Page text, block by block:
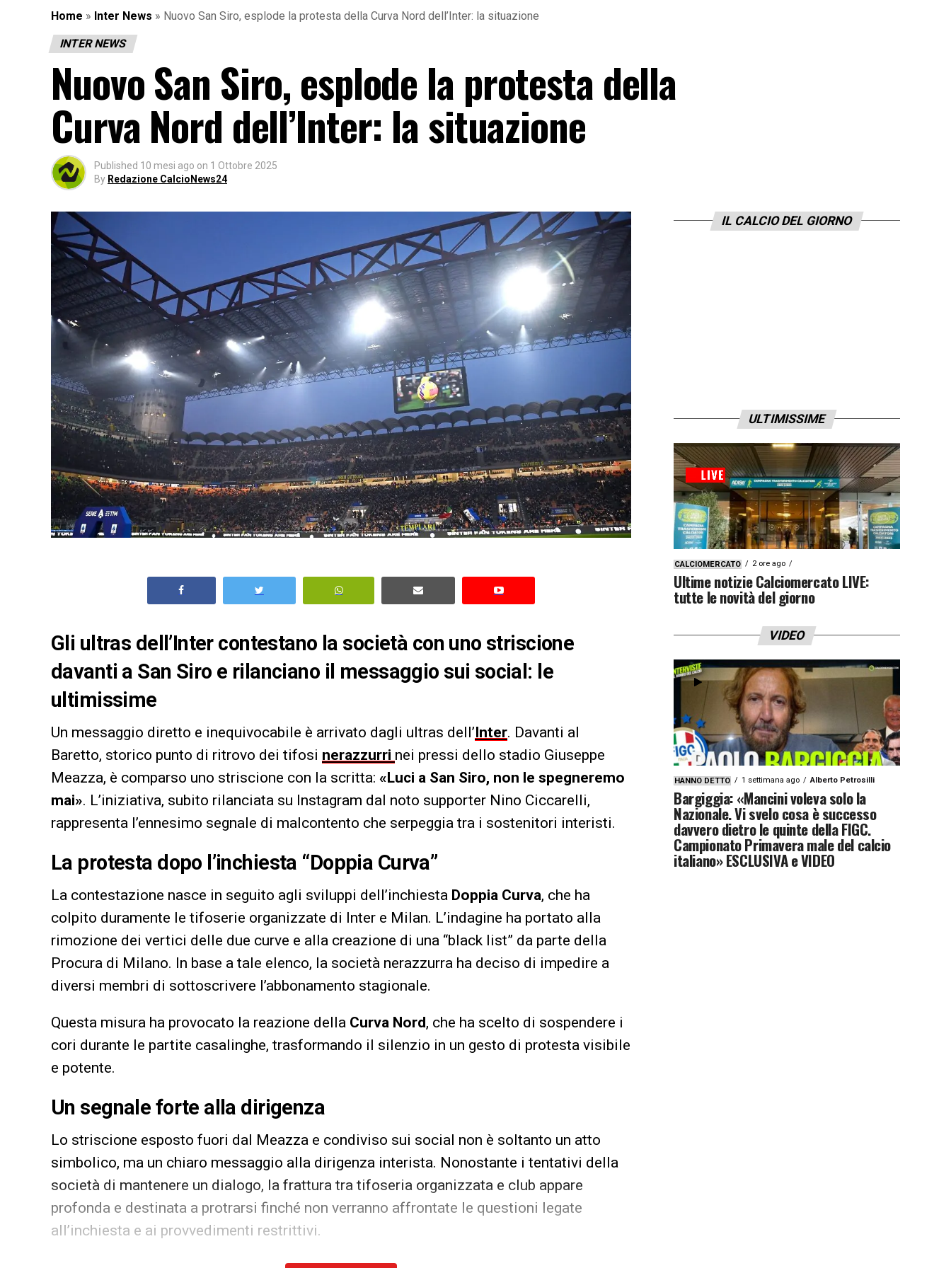
Home » Inter News » Nuovo San Siro, esplode la protesta della Curva Nord dell’Inter: la situazione
INTER NEWS
Nuovo San Siro, esplode la protesta della
Curva Nord dell’Inter: la situazione
Published 10 mesi ago on 1 Ottobre 2025
By Redazione CalcioNews24
Gli ultras dell’Inter contestano la società con uno striscione
davanti a San Siro e rilanciano il messaggio sui social: le
ultimissime
Un messaggio diretto e inequivocabile è arrivato dagli ultras dell’Inter. Davanti al
Baretto, storico punto di ritrovo dei tifosi nerazzurri nei pressi dello stadio Giuseppe
Meazza, è comparso uno striscione con la scritta: «Luci a San Siro, non le spegneremo
mai». L’iniziativa, subito rilanciata su Instagram dal noto supporter Nino Ciccarelli,
rappresenta l’ennesimo segnale di malcontento che serpeggia tra i sostenitori interisti.
La protesta dopo l’inchiesta “Doppia Curva”
La contestazione nasce in seguito agli sviluppi dell’inchiesta Doppia Curva, che ha
colpito duramente le tifoserie organizzate di Inter e Milan. L’indagine ha portato alla
rimozione dei vertici delle due curve e alla creazione di una “black list” da parte della
Procura di Milano. In base a tale elenco, la società nerazzurra ha deciso di impedire a
diversi membri di sottoscrivere l’abbonamento stagionale.
Questa misura ha provocato la reazione della Curva Nord, che ha scelto di sospendere i
cori durante le partite casalinghe, trasformando il silenzio in un gesto di protesta visibile
e potente.
Un segnale forte alla dirigenza
Lo striscione esposto fuori dal Meazza e condiviso sui social non è soltanto un atto
simbolico, ma un chiaro messaggio alla dirigenza interista. Nonostante i tentativi della
società di mantenere un dialogo, la frattura tra tifoseria organizzata e club appare
profonda e destinata a protrarsi finché non verranno affrontate le questioni legate
all’inchiesta e ai provvedimenti restrittivi.
IL CALCIO DEL GIORNO
ULTIMISSIME
CALCIOMERCATO 2 ore ago
Ultime notizie Calciomercato LIVE:
tutte le novità del giorno
VIDEO
HANNO DETTO 1 settimana ago Alberto Petrosilli
Bargiggia: «Mancini voleva solo la
Nazionale. Vi svelo cosa è successo
davvero dietro le quinte della FIGC.
Campionato Primavera male del calcio
italiano» ESCLUSIVA e VIDEO